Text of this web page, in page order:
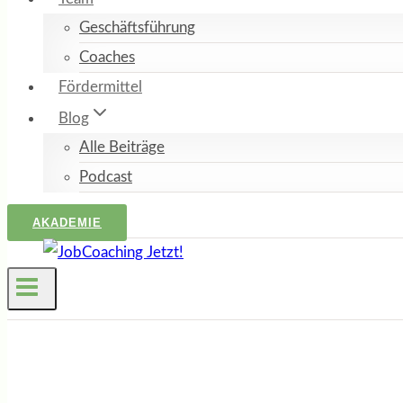
Geschäftsführung
Coaches
Fördermittel
Blog
Alle Beiträge
Podcast
AKADEMIE